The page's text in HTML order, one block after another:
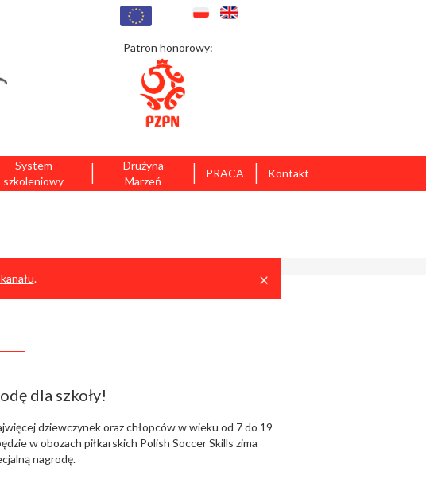
Patron honorowy:
System
szkoleniowy
Drużyna
Marzeń
| PRACA
| Kontakt
|
×
.
dla szkoły!
dziewczynek oraz chłopców w wieku od 7 do 19
w obozach piłkarskich Polish Soccer Skills zima
nagrodę.